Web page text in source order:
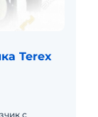
Terex
с